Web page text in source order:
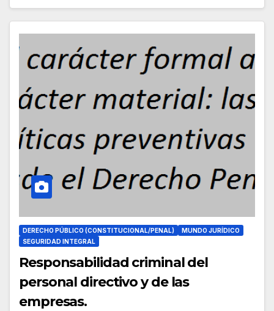
DERECHO PÚBLICO (CONSTITUCIONAL/PENAL)
MUNDO JURÍDICO
SEGURIDAD INTEGRAL
Responsabilidad criminal del
personal directivo y de las
empresas.